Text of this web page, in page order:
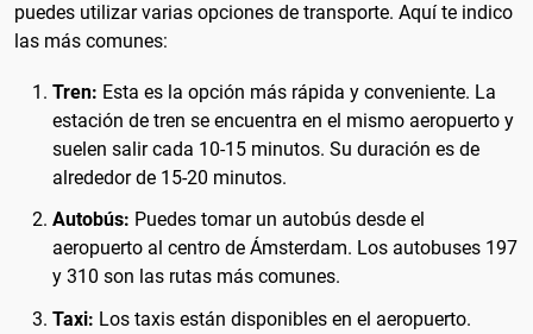
puedes utilizar varias opciones de transporte. Aquí te indico
las más comunes:
Tren: Esta es la opción más rápida y conveniente. La
estación de tren se encuentra en el mismo aeropuerto y
suelen salir cada 10-15 minutos. Su duración es de
alrededor de 15-20 minutos.
Autobús: Puedes tomar un autobús desde el
aeropuerto al centro de Ámsterdam. Los autobuses 197
y 310 son las rutas más comunes.
Taxi: Los taxis están disponibles en el aeropuerto.